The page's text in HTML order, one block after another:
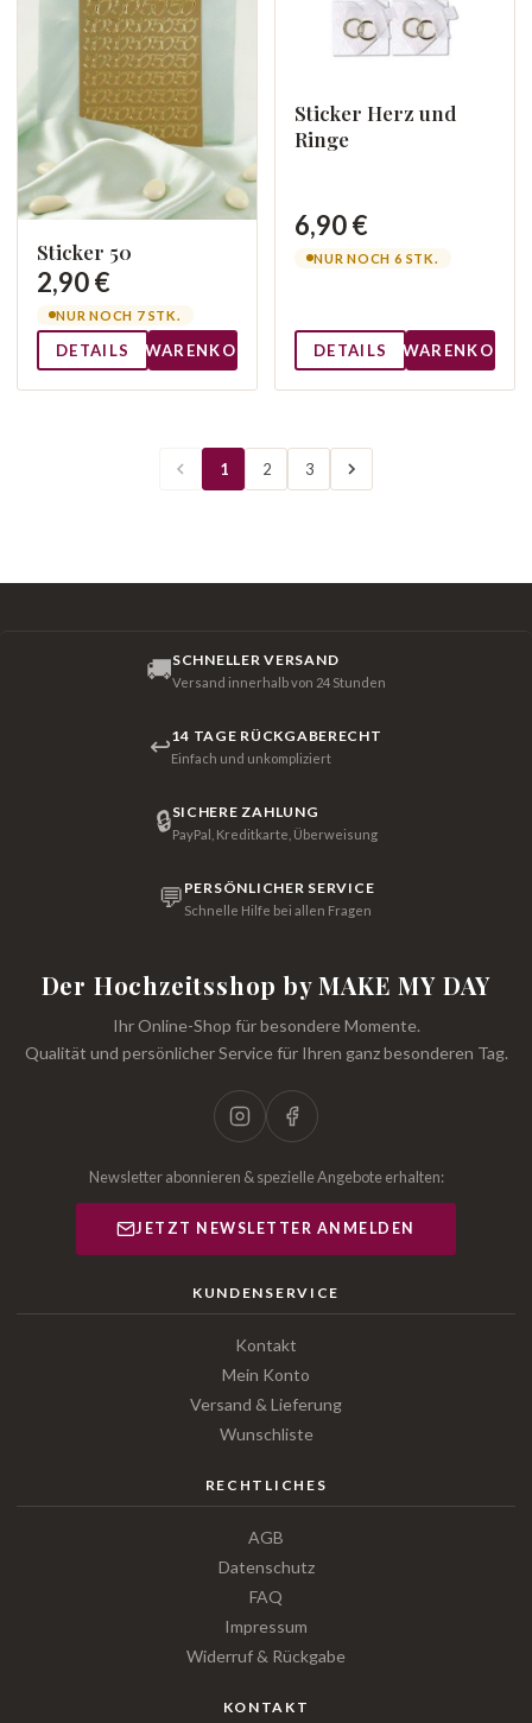
Sticker 50
2,90 €
NUR NOCH 7 STK.
DETAILS WARENKORB
Sticker Herz und
Ringe
6,90 €
NUR NOCH 6 STK.
DETAILS WARENKORB
1 2 3
🚚SCHNELLER VERSAND
Versand innerhalb von 24 Stunden
↩14 TAGE RÜCKGABERECHT
Einfach und unkompliziert
🔒SICHERE ZAHLUNG
PayPal, Kreditkarte, Überweisung
💬 PERSÖNLICHER SERVICE
Schnelle Hilfe bei allen Fragen
Der Hochzeitsshop by MAKE MY DAY
Ihr Online-Shop für besondere Momente.
Qualität und persönlicher Service für Ihren ganz besonderen Tag.
Newsletter abonnieren & spezielle Angebote erhalten:
JETZT NEWSLETTER ANMELDEN
KUNDENSERVICE
Kontakt
Mein Konto
Versand & Lieferung
Wunschliste
RECHTLICHES
AGB
Datenschutz
FAQ
Impressum
Widerruf & Rückgabe
KONTAKT